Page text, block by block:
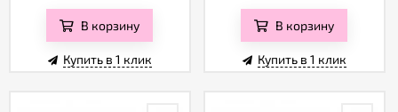
В корзину
Купить в 1 клик
В корзину
Купить в 1 клик